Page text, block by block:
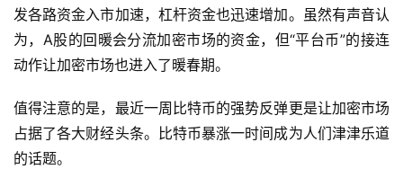
发各路资金入市加速，杠杆资金也迅速增加。虽然有声音认
为，A股的回暖会分流加密市场的资金，但“平台币”的接连
动作让加密市场也进入了暖春期。
值得注意的是，最近一周比特币的强势反弹更是让加密市场
占据了各大财经头条。比特币暴涨一时间成为人们津津乐道
的话题。